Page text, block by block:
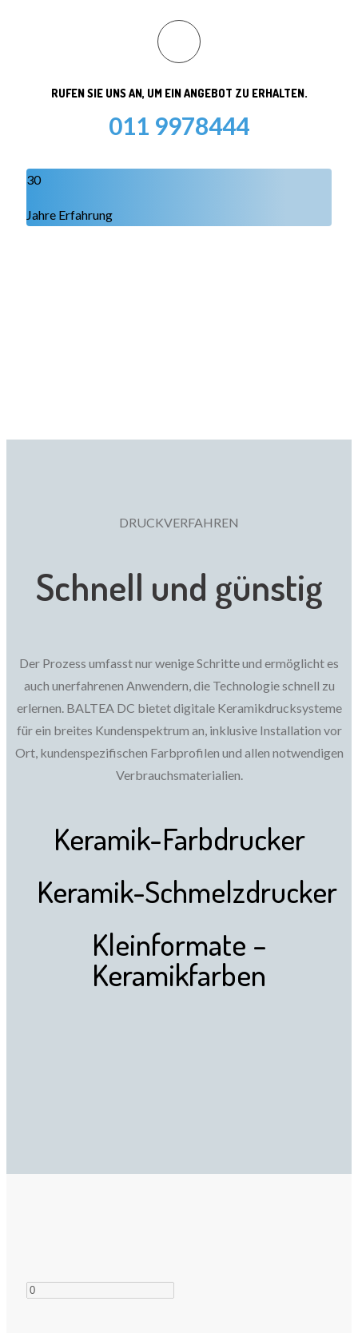
RUFEN SIE UNS AN, UM EIN ANGEBOT ZU ERHALTEN.
011 9978444
30
Jahre Erfahrung
DRUCKVERFAHREN
Schnell und günstig
Der Prozess umfasst nur wenige Schritte und ermöglicht es
auch unerfahrenen Anwendern, die Technologie schnell zu
erlernen. BALTEA DC bietet digitale Keramikdrucksysteme
für ein breites Kundenspektrum an, inklusive Installation vor
Ort, kundenspezifischen Farbprofilen und allen notwendigen
Verbrauchsmaterialien.
Keramik-Farbdrucker
Keramik-Schmelzdrucker
Kleinformate –
Keramikfarben